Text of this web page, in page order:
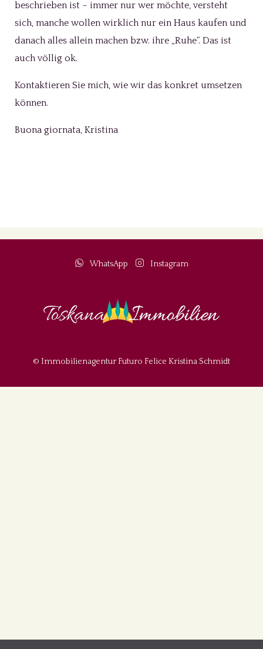
beschrieben ist – immer nur wer möchte, versteht
sich, manche wollen wirklich nur ein Haus kaufen und
danach alles allein machen bzw. ihre „Ruhe“. Das ist
auch völlig ok.
Kontaktieren Sie mich, wie wir das konkret umsetzen
können.
Buona giornata, Kristina
WhatsApp Instagram
© Immobilienagentur Futuro Felice Kristina Schmidt